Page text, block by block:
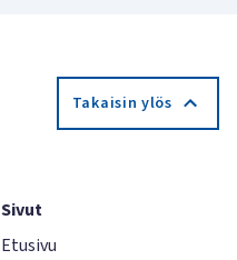
Takaisin ylös
Sivut
Etusivu